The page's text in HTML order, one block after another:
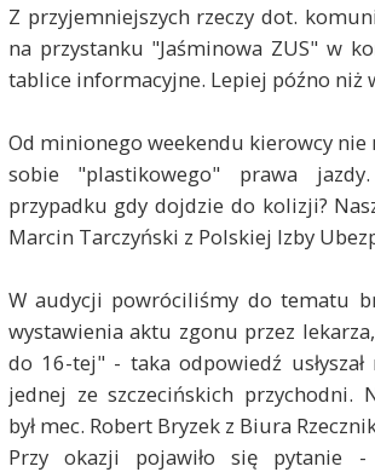
Z przyjemniejszych rzeczy dot.
na przystanku "Jaśminowa ZUS" w
tablice informacyjne. Lepiej późno niż
Od minionego weekendu kierowcy nie
sobie "plastikowego" prawa
przypadku gdy dojdzie do kolizji?
Marcin Tarczyński z Polskiej Izby
W audycji powróciliśmy do tematu
wystawienia aktu zgonu przez
do 16-tej" - taka odpowiedź usłyszał
jednej ze szczecińskich przychodni.
był mec. Robert Bryzek z Biura
Przy okazji pojawiło się pytanie